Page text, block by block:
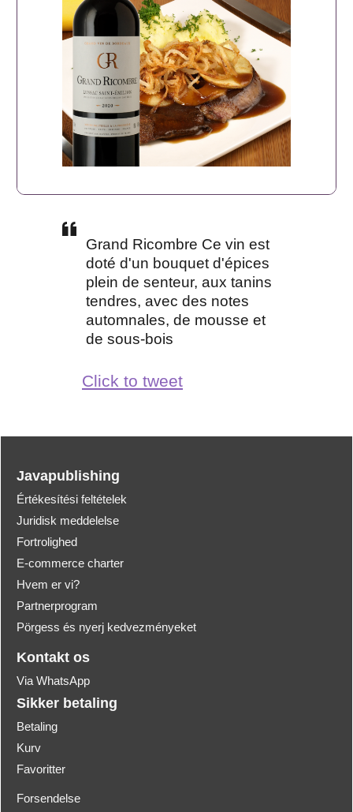
Grand Ricombre Ce vin est
doté d'un bouquet d'épices
plein de senteur, aux tanins
tendres, avec des notes
automnales, de mousse et
de sous-bois
Click to tweet
Javapublishing
Értékesítési feltételek
Juridisk meddelelse
Fortrolighed
E-commerce charter
Hvem er vi?
Partnerprogram
Pörgess és nyerj kedvezményeket
Kontakt os
Via WhatsApp
Sikker betaling
Betaling
Kurv
Favoritter
Forsendelse